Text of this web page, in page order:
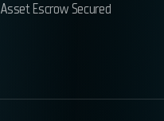
Asset Escrow Secured